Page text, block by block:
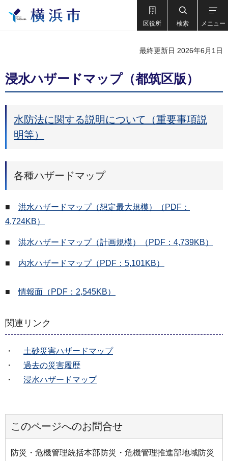
区役所 検索 メニュー
最終更新日 2026年6月1日
浸水ハザードマップ（都筑区版）
水防法に関する説明について（重要事項説
明等）
各種ハザードマップ
■ 洪水ハザードマップ（想定最大規模）（PDF：
4,724KB）
■ 洪水ハザードマップ（計画規模）（PDF：4,739KB）
■ 内水ハザードマップ（PDF：5,101KB）
■情報面（PDF：2,545KB）
関連リンク
・ 土砂災害ハザードマップ
・ 過去の災害履歴
・ 浸水ハザードマップ
このページへのお問合せ
防災・危機管理統括本部防災・危機管理推進部地域防災